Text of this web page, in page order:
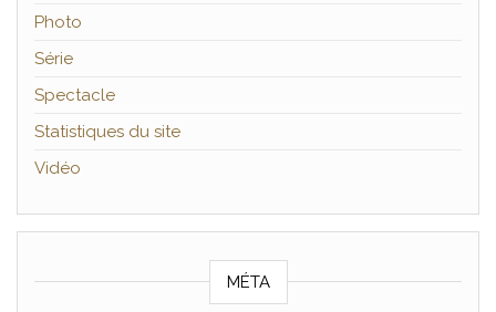
Photo
Série
Spectacle
Statistiques du site
Vidéo
MÉTA